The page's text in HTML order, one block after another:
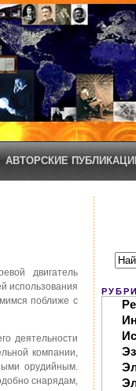
АВТОРСКИЕ
двигатель
использования
поближе с
деятельности
компании,
орудийным.
снарядам,